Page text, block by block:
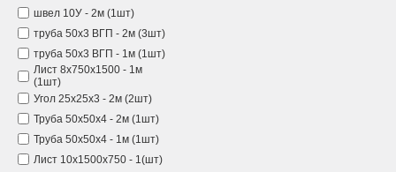
швел 10У - 2м (1шт)
труба 50х3 ВГП - 2м (3шт)
труба 50х3 ВГП - 1м (1шт)
Лист 8х750х1500 - 1м
(1шт)
Угол 25х25х3 - 2м (2шт)
Труба 50х50х4 - 2м (1шт)
Труба 50х50х4 - 1м (1шт)
Лист 10х1500х750 - 1(шт)